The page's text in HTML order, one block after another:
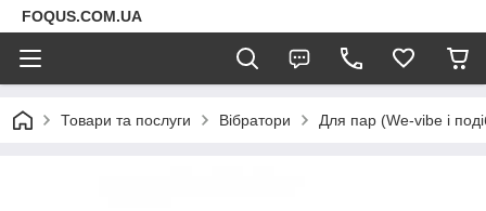
FOQUS.COM.UA
Товари та послуги Вібратори Для пар (We-vibe і